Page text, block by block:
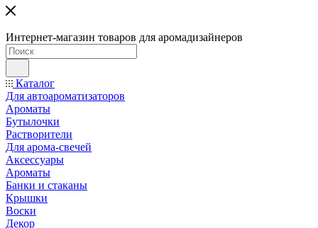
Интернет-магазин товаров для аромадизайнеров
Каталог
Для автоароматизаторов
Ароматы
Бутылочки
Растворители
Для арома-свечей
Аксессуары
Ароматы
Банки и стаканы
Крышки
Воски
Декор